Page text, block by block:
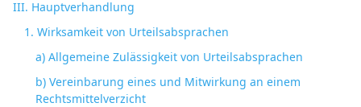
III. Hauptverhandlung
1. Wirksamkeit von Urteilsabsprachen
a) Allgemeine Zulässigkeit von Urteilsabsprachen
b) Vereinbarung eines und Mitwirkung an einem
Rechtsmittelverzicht